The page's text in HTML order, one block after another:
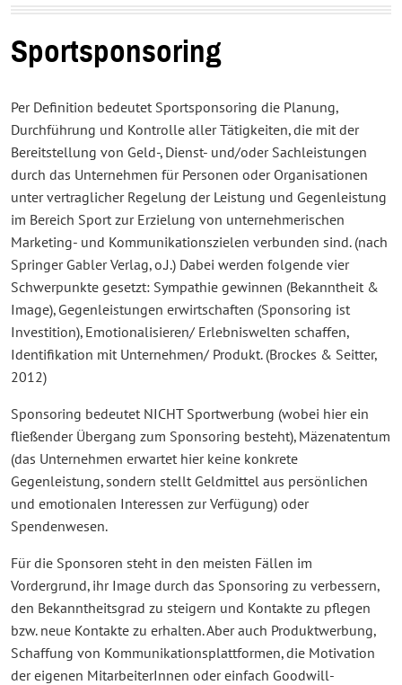
Sportsponsoring
Per Definition bedeutet Sportsponsoring die Planung,
Durchführung und Kontrolle aller Tätigkeiten, die mit der
Bereitstellung von Geld-, Dienst- und/oder Sachleistungen
durch das Unternehmen für Personen oder Organisationen
unter vertraglicher Regelung der Leistung und Gegenleistung
im Bereich Sport zur Erzielung von unternehmerischen
Marketing- und Kommunikationszielen verbunden sind. (nach
Springer Gabler Verlag, o.J.) Dabei werden folgende vier
Schwerpunkte gesetzt: Sympathie gewinnen (Bekanntheit &
Image), Gegenleistungen erwirtschaften (Sponsoring ist
Investition), Emotionalisieren/ Erlebniswelten schaffen,
Identifikation mit Unternehmen/ Produkt. (Brockes & Seitter,
2012)
Sponsoring bedeutet NICHT Sportwerbung (wobei hier ein
fließender Übergang zum Sponsoring besteht), Mäzenatentum
(das Unternehmen erwartet hier keine konkrete
Gegenleistung, sondern stellt Geldmittel aus persönlichen
und emotionalen Interessen zur Verfügung) oder
Spendenwesen.
Für die Sponsoren steht in den meisten Fällen im
Vordergrund, ihr Image durch das Sponsoring zu verbessern,
den Bekanntheitsgrad zu steigern und Kontakte zu pflegen
bzw. neue Kontakte zu erhalten. Aber auch Produktwerbung,
Schaffung von Kommunikationsplattformen, die Motivation
der eigenen MitarbeiterInnen oder einfach Goodwill-